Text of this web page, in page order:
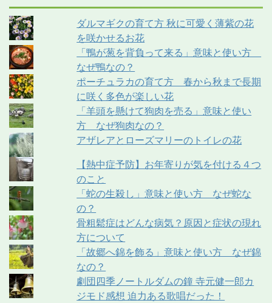
ダルマギクの育て方 秋に可愛く薄紫の花
を咲かせるお花
「鴨が葱を背負って来る」意味と使い方
なぜ鴨なの？
ポーチュラカの育て方 春から秋まで長期
に咲く多色が楽しい花
「羊頭を懸けて狗肉を売る」意味と使い
方 なぜ狗肉なの？
アザレアとローズマリーのトイレの花
【熱中症予防】お年寄りが気を付ける４つ
のこと
「蛇の生殺し」意味と使い方 なぜ蛇な
の？
骨粗鬆症はどんな病気？原因と症状の現れ
方について
「故郷へ錦を飾る」意味と使い方 なぜ錦
なの？
劇団四季ノートルダムの鐘 寺元健一郎カ
ジモド感想 迫力ある歌唱だった！